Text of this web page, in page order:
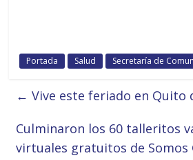
Portada Salud Secretaría de
← Vive este feriado en Quito
Culminaron los 60 talleritos
virtuales gratuitos de Somos